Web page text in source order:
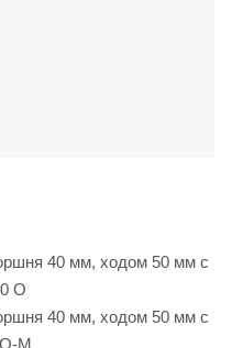
40 мм, ходом 50 мм с
O
40 мм, ходом 50 мм с
M